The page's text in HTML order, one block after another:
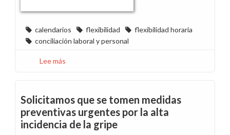
calendarios flexibilidad
flexibilidad horaria
conciliación laboral y personal
Lee más
acepta
ninguna
propuesta
Solicitamos que se tomen medidas
preventivas urgentes por la alta
incidencia de la gripe